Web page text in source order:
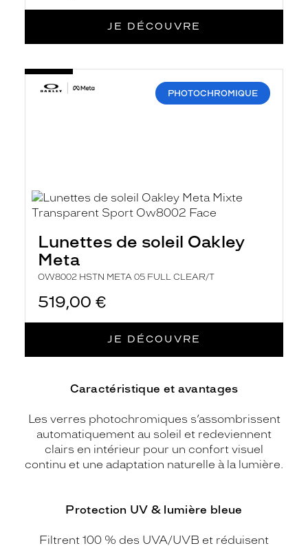
JE DÉCOUVRE
PHOTOCHROMIQUE
Lunettes de soleil Oakley
Meta
OW8002 HSTN META 05 FULL CLEAR/T
519,00 €
JE DÉCOUVRE
-
OW8002
HSTN
Caractéristique et avantages
Les verres photochromiques s’assombrissent
automatiquement au soleil et redeviennent
clairs en intérieur pour un confort visuel
continu et une adaptation naturelle à la lumière.
Protection UV & lumière bleue
Filtrent 100 % des UVA/UVB et réduisent